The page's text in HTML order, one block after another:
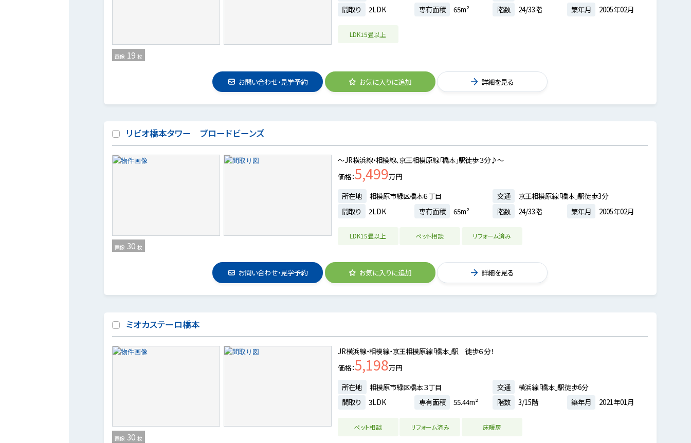
画像 19 枚
間取り
2LDK 専有面積 65m² 階数 24/33階 築年月 2005年02月
LDK15畳以上
お問い合わせ・見学予約 お気に入りに追加 詳細を見る
リビオ橋本タワー ブロードビーンズ
画像 30 枚
～JR横浜線・相模線、京王相模原線「橋本」駅徒歩３分♪～
価格 5,499万円
所在地
相模原市緑区橋本６丁目 交通
京王相模原線「橋本」駅徒歩3分
間取り
2LDK 専有面積 65m² 階数 24/33階 築年月 2005年02月
LDK15畳以上 ペット相談 リフォーム済み
お問い合わせ・見学予約 お気に入りに追加 詳細を見る
ミオカステーロ橋本
画像 30 枚
JR横浜線・相模線・京王相模原線「橋本」駅 徒歩６分！
価格 5,198万円
所在地
相模原市緑区橋本３丁目 交通
横浜線「橋本」駅徒歩6分
間取り
3LDK 専有面積 55.44m² 階数 3/15階 築年月 2021年01月
ペット相談 リフォーム済み 床暖房